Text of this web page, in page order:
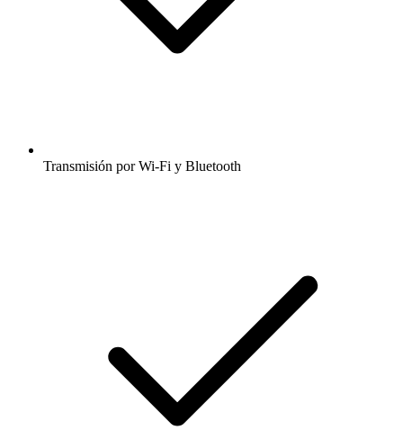
Transmisión por Wi-Fi y Bluetooth